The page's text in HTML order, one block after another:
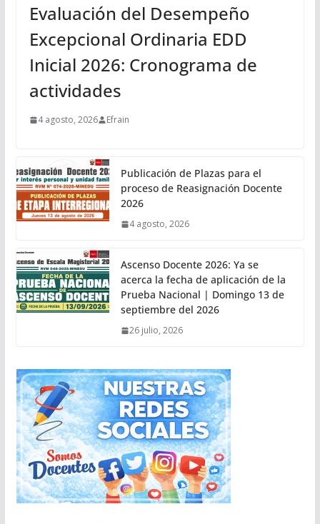
Evaluación del Desempeño
Excepcional Ordinaria EDD
Inicial 2026: Cronograma de
actividades
4 agosto, 2026 Efrain
Publicación de Plazas para el
proceso de Reasignación Docente
2026
4 agosto, 2026
Ascenso Docente 2026: Ya se
acerca la fecha de aplicación de la
Prueba Nacional | Domingo 13 de
septiembre del 2026
26 julio, 2026